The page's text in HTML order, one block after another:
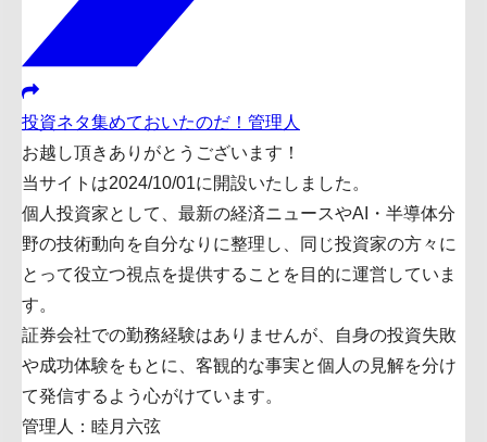
投資ネタ集めておいたのだ！管理人
お越し頂きありがとうございます！
当サイトは2024/10/01に開設いたしました。
個人投資家として、最新の経済ニュースやAI・半導体分
野の技術動向を自分なりに整理し、同じ投資家の方々に
とって役立つ視点を提供することを目的に運営していま
す。
証券会社での勤務経験はありませんが、自身の投資失敗
や成功体験をもとに、客観的な事実と個人の見解を分け
て発信するよう心がけています。
管理人：睦月六弦